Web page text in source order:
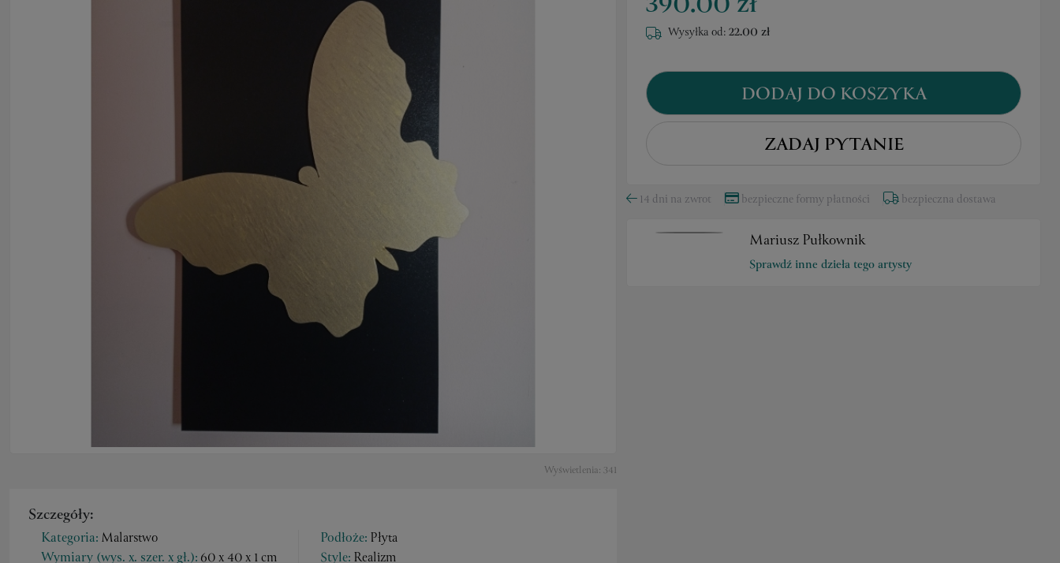
Wyświetlenia: 341
Wysyłka od:22.00 zł
DODAJ DO KOSZYKA
ZADAJ PYTANIE
14 dni na zwrot bezpieczne formy płatności bezpieczna dostawa
Mariusz Pułkownik
Sprawdź inne dzieła tego artysty
Szczegóły:
Kategoria: Malarstwo
Wymiary (wys. x. szer. x gł.): 60 x 40 x 1 cm
Podłoże: Płyta
Style: Realizm